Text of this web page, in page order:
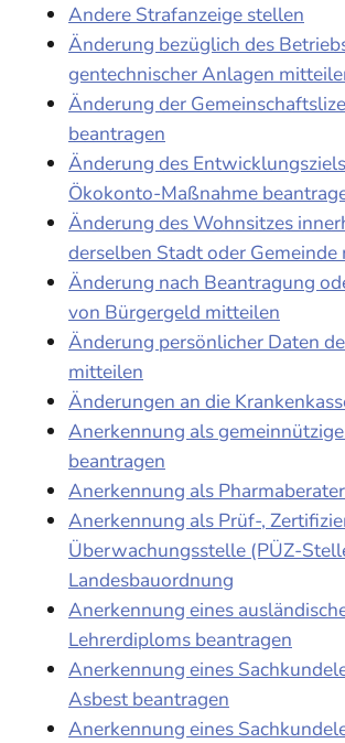
Andere Strafanzeige stellen
Änderung bezüglich des
gentechnischer Anlagen
Änderung der
beantragen
Änderung des
Ökokonto-Maßnahme
Änderung des Wohnsitzes
derselben Stadt oder Gemeinde
Änderung nach Beantragung
von Bürgergeld mitteilen
Änderung persönlicher Daten
mitteilen
Änderungen an die
Anerkennung als
beantragen
Anerkennung als
Anerkennung als Prüf-,
Überwachungsstelle (PÜZ-
Landesbauordnung
Anerkennung eines
Lehrerdiploms beantragen
Anerkennung eines
Asbest beantragen
Anerkennung eines